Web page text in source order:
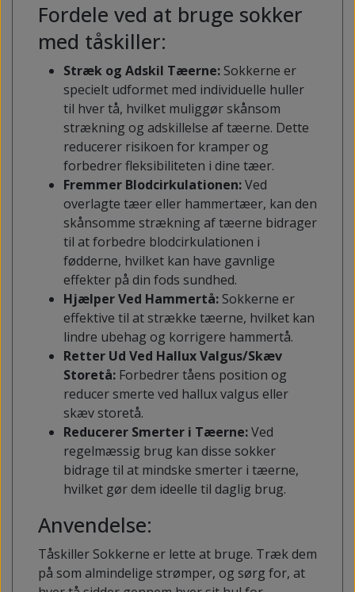
Fordele ved at bruge sokker
med tåskiller:
Stræk og Adskil Tæerne: Sokkerne er
specielt udformet med individuelle huller
til hver tå, hvilket muliggør skånsom
strækning og adskillelse af tæerne. Dette
reducerer risikoen for kramper og
forbedrer fleksibiliteten i dine tæer.
Fremmer Blodcirkulationen:Ved
overlagte tæer eller hammertæer, kan den
skånsomme strækning af tæerne bidrager
til at forbedre blodcirkulationen i
fødderne, hvilket kan have gavnlige
effekter på din fods sundhed.
Hjælper Ved Hammertå: Sokkerne er
effektive til at strække tæerne, hvilket kan
lindre ubehag og korrigere hammertå.
Retter Ud Ved Hallux Valgus/Skæv
Storetå: Forbedrer tåens position og
reducer smerte ved hallux valgus eller
skæv storetå.
Reducerer Smerter i Tæerne:Ved
regelmæssig brug kan disse sokker
bidrage til at mindske smerter i tæerne,
hvilket gør dem ideelle til daglig brug.
Anvendelse:
Tåskiller Sokkerne er lette at bruge. Træk dem
på som almindelige strømper, og sørg for, at